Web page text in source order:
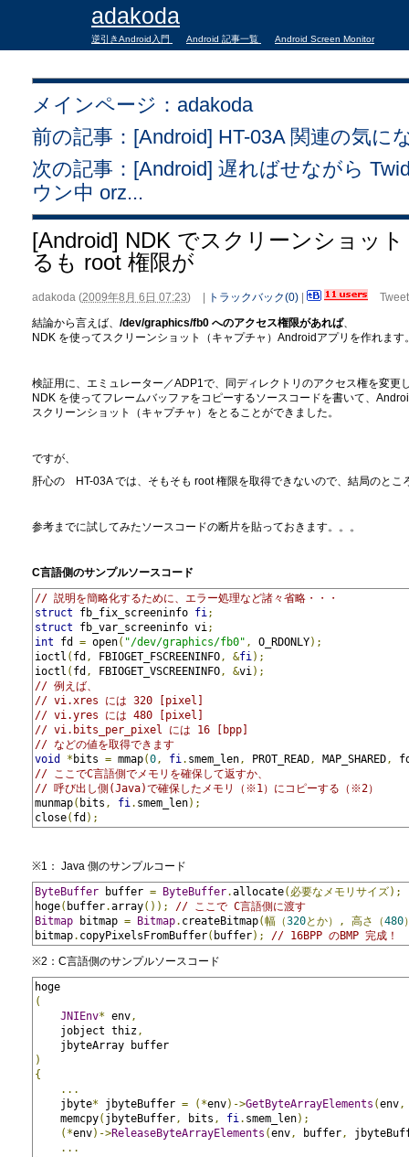
adakoda
逆引きAndroid入門 Android 記事一覧 Android Screen Monitor
メインページ：adakoda
前の記事：[Android] HT-03A 関連の気に
次の記事：[Android] 遅ればせながら
ウン中 orz...
[Android] NDK でスクリーンショッ
るも root 権限が
adakoda (2009年8月 6日 07:23) トラックバック(0)
Tweet
結論から言えば、 /dev/graphics/fb0 へのアクセス権限があれば、
NDK を使ってスクリーンショット（キャプチャ）Androidアプリを作れます
検証用に、エミュレーター／ADP1で、同ディレクトリのアクセス権を変更
NDK を使ってフレームバッファをコピーするソースコードを書いて、
スクリーンショット（キャプチャ）をとることができました。
ですが、
肝心の HT-03A では、そもそも root 権限を取得できないので、結局のとこ
参考までに試してみたソースコードの断片を貼っておきます。。。
C言語側のサンプルソースコード
// 説明を簡略化するために、エラー処理など諸々省略・・・
struct fb_fix_screeninfo fi ;
struct fb_var_screeninfo vi ;
int fd = open( "/dev/graphics/fb0" , O_RDONLY);
ioctl ( fd , FBIOGET_FSCREENINFO , &fi );
ioctl ( fd , FBIOGET_VSCREENINFO , &vi );
// 例えば、
// vi.xres には 320 [pixel]
// vi.yres には 480 [pixel]
// vi.bits_per_pixel には 16 [bpp]
// などの値を取得できます
void
* bits = mmap(0 , fi . smem_len , PROT_READ , MAP_SHARED ,
// ここでC言語側でメモリを確保して返すか、
// 呼び出し側(Java)で確保したメモリ（※1）にコピーする（※2）
munmap( bits , fi . smem_len);
close( fd );
※1： Java 側のサンプルコード
ByteBuffer buffer = ByteBuffer.allocate(必要なメモリサイズ);
hoge( buffer.array());
// ここで C言語側に渡す
Bitmap bitmap = Bitmap. createBitmap(幅（320とか）, 高さ（480
bitmap. copyPixelsFromBuffer( buffer);
// 16BPP のBMP 完成！
※2：C言語側のサンプルソースコード
hoge
(
JNIEnv* env ,
jobject thiz ,
jbyteArray buffer
)
{
...
jbyte* jbyteBuffer = (*env)->GetByteArrayElements (env ,
memcpy( jbyteBuffer , bits , fi . smem_len);
(*env)->ReleaseByteArrayElements (env , buffer ,
...